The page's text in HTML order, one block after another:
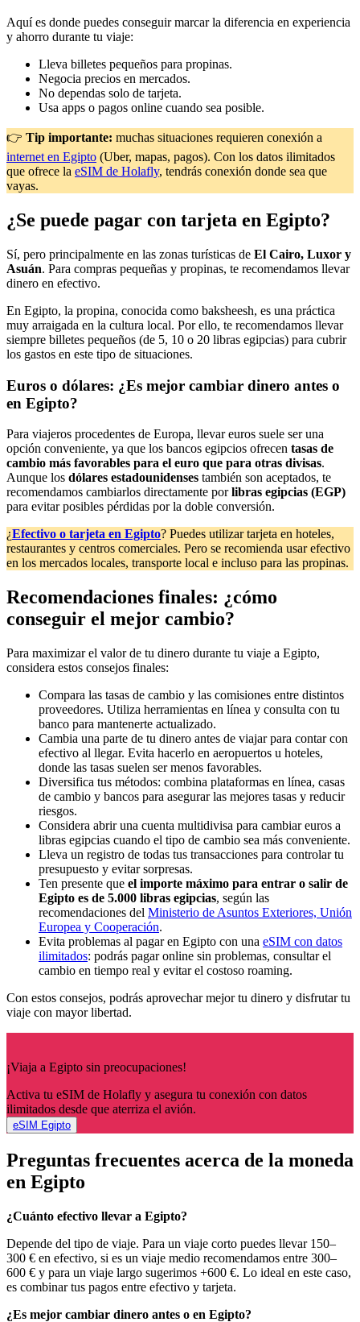
Aquí es donde puedes conseguir marcar la diferencia en experiencia
y ahorro durante tu viaje:
Lleva billetes pequeños para propinas.
Negocia precios en mercados.
No dependas solo de tarjeta.
Usa apps o pagos online cuando sea posible.
👉 Tip importante: muchas situaciones requieren conexión a
internet en Egipto (Uber, mapas, pagos). Con los datos ilimitados
que ofrece la eSIM de Holafly, tendrás conexión donde sea que
vayas.
¿Se puede pagar con tarjeta en Egipto?
Sí, pero principalmente en las zonas turísticas de El Cairo, Luxor y
Asuán. Para compras pequeñas y propinas, te recomendamos llevar
dinero en efectivo.
En Egipto, la propina, conocida como baksheesh, es una práctica
muy arraigada en la cultura local. Por ello, te recomendamos llevar
siempre billetes pequeños (de 5, 10 o 20 libras egipcias) para cubrir
los gastos en este tipo de situaciones.
Euros o dólares: ¿Es mejor cambiar dinero antes o
en Egipto?
Para viajeros procedentes de Europa, llevar euros suele ser una
opción conveniente, ya que los bancos egipcios ofrecen tasas de
cambio más favorables para el euro que para otras divisas.
Aunque los dólares estadounidenses también son aceptados, te
recomendamos cambiarlos directamente porlibras egipcias (EGP)
para evitar posibles pérdidas por la doble conversión.
¿Efectivo o tarjeta en Egipto? Puedes utilizar tarjeta en hoteles,
restaurantes y centros comerciales. Pero se recomienda usar efectivo
en los mercados locales, transporte local e incluso para las propinas.
Recomendaciones finales: ¿cómo
conseguir el mejor cambio?
Para maximizar el valor de tu dinero durante tu viaje a Egipto,
considera estos consejos finales:
Compara las tasas de cambio y las comisiones entre distintos
proveedores. Utiliza herramientas en línea y consulta con tu
banco para mantenerte actualizado.
Cambia una parte de tu dinero antes de viajar para contar con
efectivo al llegar. Evita hacerlo en aeropuertos u hoteles,
donde las tasas suelen ser menos favorables.
Diversifica tus métodos: combina plataformas en línea, casas
de cambio y bancos para asegurar las mejores tasas y reducir
riesgos.
Considera abrir una cuenta multidivisa para cambiar euros a
libras egipcias cuando el tipo de cambio sea más conveniente.
Lleva un registro de todas tus transacciones para controlar tu
presupuesto y evitar sorpresas.
Ten presente que el importe máximo para entrar o salir de
Egipto es de 5.000 libras egipcias, según las
recomendaciones del Ministerio de Asuntos Exteriores, Unión
Europea y Cooperación.
Evita problemas al pagar en Egipto con una eSIM con datos
ilimitados: podrás pagar online sin problemas, consultar el
cambio en tiempo real y evitar el costoso roaming.
Con estos consejos, podrás aprovechar mejor tu dinero y disfrutar tu
viaje con mayor libertad.
¡Viaja a Egipto sin preocupaciones!
Activa tu eSIM de Holafly y asegura tu conexión con datos
ilimitados desde que aterriza el avión.
eSIM Egipto
Preguntas frecuentes acerca de la moneda
en Egipto
¿Cuánto efectivo llevar a Egipto?
Depende del tipo de viaje. Para un viaje corto puedes llevar 150–
300 € en efectivo, si es un viaje medio recomendamos entre 300–
600 € y para un viaje largo sugerimos +600 €. Lo ideal en este caso,
es combinar tus pagos entre efectivo y tarjeta.
¿Es mejor cambiar dinero antes o en Egipto?